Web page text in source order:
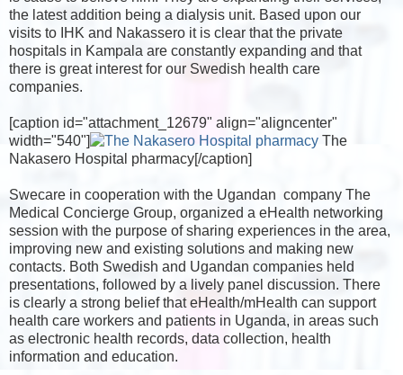
the latest addition being a dialysis unit. Based upon our
visits to IHK and Nakassero it is clear that the private
hospitals in Kampala are constantly expanding and that
there is great interest for our Swedish health care
companies.
[caption id="attachment_12679" align="aligncenter"
width="540"]
The
Nakasero Hospital pharmacy[/caption]
Swecare in cooperation with the Ugandan company The
Medical Concierge Group, organized a eHealth networking
session with the purpose of sharing experiences in the area,
improving new and existing solutions and making new
contacts. Both Swedish and Ugandan companies held
presentations, followed by a lively panel discussion. There
is clearly a strong belief that eHealth/mHealth can support
health care workers and patients in Uganda, in areas such
as electronic health records, data collection, health
information and education.